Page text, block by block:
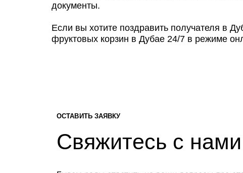
документы.
Если вы хотите поздравить получателя в
фруктовых корзин в Дубае 24/7 в режиме
ОСТАВИТЬ ЗАЯВКУ
Свяжитесь с нами